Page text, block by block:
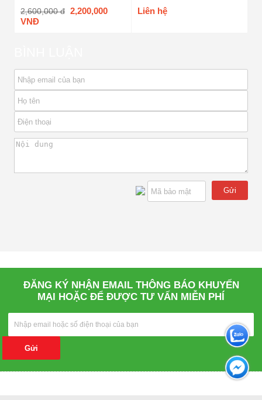
2,600,000 đ 2,200,000
VNĐ
Liên hệ
Gửi
ĐĂNG KÝ NHẬN EMAIL THÔNG BÁO KHUYẾN
MẠI HOẶC ĐỂ ĐƯỢC TƯ VẤN MIỄN PHÍ
Gửi